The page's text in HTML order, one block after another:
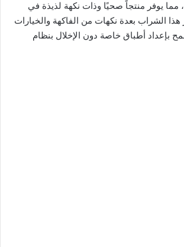
مما يوفر منتجاً صحيًا وذات نكهة لذيذة في
الشراب بعدة نكهات من الفاكهة والخيارات
بإعداد أطباق خاصة دون الإخلال بنظام